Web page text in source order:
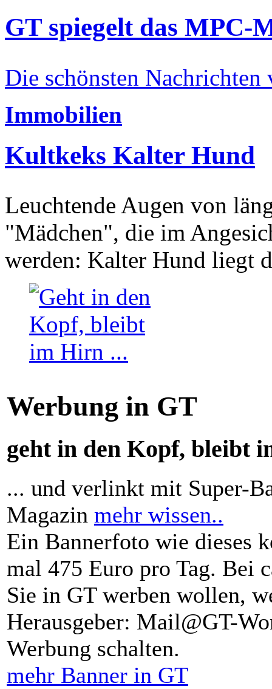
GT spiegelt das MPC-
Die schönsten Nachrichten
Immobilien
Kultkeks Kalter Hund
Leuchtende Augen von
"Mädchen", die im
werden: Kalter Hund liegt
Werbung in GT
geht in den Kopf, bleibt
... und verlinkt mit Super-
Magazin mehr wissen..
Ein Bannerfoto wie dieses
mal 475 Euro pro Tag. Bei
Sie in GT werben wollen,
Herausgeber: Mail@GT-
Werbung schalten.
mehr Banner in GT